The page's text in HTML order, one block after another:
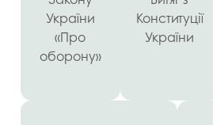
України
«Про
оборону»
Конституції
України